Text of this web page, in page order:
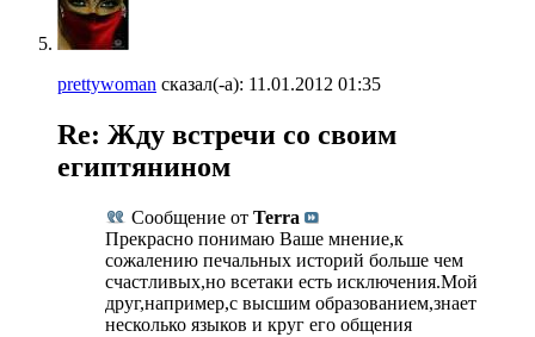
prettywoman сказал(-а): 11.01.2012 01:35
Re: Жду встречи со своим
египтянином
Сообщение от Terra
Прекрасно понимаю Ваше мнение,к
сожалению печальных историй больше чем
счастливых,но всетаки есть исключения.Мой
друг,например,с высшим образованием,знает
несколько языков и круг его общения